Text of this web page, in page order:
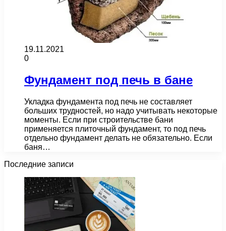
19.11.2021
0
Фундамент под печь в бане
Укладка фундамента под печь не составляет
больших трудностей, но надо учитывать некоторые
моменты. Если при строительстве бани
применяется плиточный фундамент, то под печь
отдельно фундамент делать не обязательно. Если
баня…
Последние записи